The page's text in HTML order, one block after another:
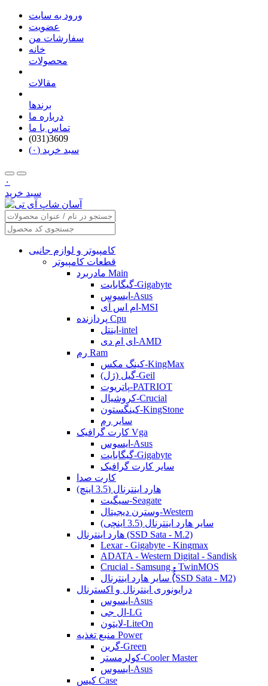
ورود به سایت
عضویت
سفارشات من
خانه
محصولات
مقالات
برندها
درباره ما
تماس با ما
(031)3609
سبد خرید (۰)
۰
سبد خرید
کامپیوتر و لوازم جانبی
قطعات کامپیوتر
مادربرد Main
گیگابایت-Gigabyte
ایسوس-Asus
ام اس آی-MSI
پردازنده Cpu
اینتل-intel
ای ام دی-AMD
رم Ram
کینگ مکس-KingMax
گیل (ژل)-Geil
پاتریوت-PATRIOT
کروشیال-Crucial
کینگستون-KingStone
سایر رم
کارت گرافیک Vga
ایسوس-Asus
گیگابایت-Gigabyte
سایر کارت گرافیک
کارت صدا
هارد اینترنال (3.5 اینچ)
سیگیت-Seagate
وسترن دیجیتال-Western
سایر هارد اینترنال (3.5 اینچی)
هارد اینترنال (SSD Sata - M.2)
Lexar - Gigabyte - Kingmax
ADATA - Western Digital - Sandisk
Crucial - Samsung - TwinMOS
سایر هارد اینترنال (ُُُِSSD Sata - M2)
درایونوری اینترنال و اکسترنال
ایسوس-Asus
ال جی-LG
لایتون-LiteOn
منبع تغذیه Power
گرین-Green
کولرمستر-Cooler Master
ایسوس-Asus
کیس Case